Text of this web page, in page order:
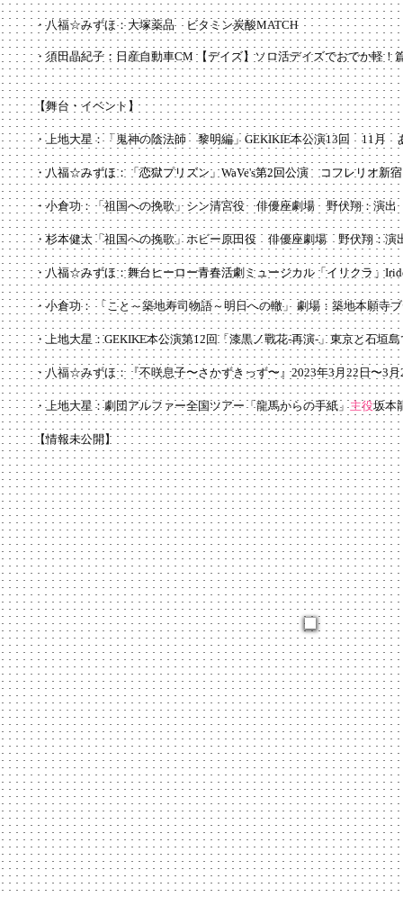
・八福☆みずほ：大塚薬品 ビタミン炭酸MATCH
・須田晶紀子：日産自動車CM 【デイズ】ソロ活デイズでおでか軽
【舞台・イベント】
・上地大星：「鬼神の陰法師 黎明編」GEKIKIE本公演13回 11
・八福☆みずほ：「恋獄プリズン」WaVe's第2回公演 コフレリオ
・小倉功：「祖国への挽歌」シン清宮役 俳優座劇場 野伏翔：演出
・杉本健太「祖国への挽歌」ホビー原田役 俳優座劇場 野伏翔
・八福☆みずほ：舞台ヒーロー青春活劇ミュージカル「イリクラ」
・小倉功： 「こと～築地寿司物語～明日への轍」 劇場：築地本願寺
・上地大星：GEKIKE本公演第12回「漆黒ノ戰花-再演-」東京と石垣
・八福☆みずほ：『不咲息子〜さかずきっず〜』2023年3月22日〜3月
・​上地大星：劇団アルファー全国ツアー「龍馬からの手紙」主役坂本
【情報未公開】